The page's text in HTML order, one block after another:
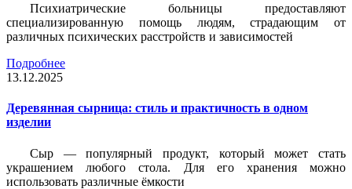
Психиатрические больницы предоставляют
специализированную помощь людям, страдающим от
различных психических расстройств и зависимостей
Подробнее
13.12.2025
Деревянная сырница: стиль и практичность в одном
изделии
Сыр — популярный продукт, который может стать
украшением любого стола. Для его хранения можно
использовать различные ёмкости